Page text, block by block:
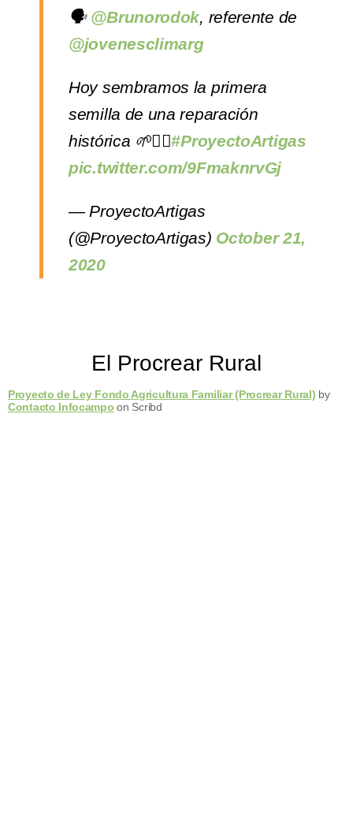
🗣 @Brunorodok, referente de
@jovenesclimarg
Hoy sembramos la primera
semilla de una reparación
histórica 🌱✊🏽#ProyectoArtigas
pic.twitter.com/9FmaknrvGj
— ProyectoArtigas
(@ProyectoArtigas) October 21,
2020
El Procrear Rural
Proyecto de Ley Fondo Agricultura Familiar (Procrear Rural) by
Contacto Infocampo on Scribd